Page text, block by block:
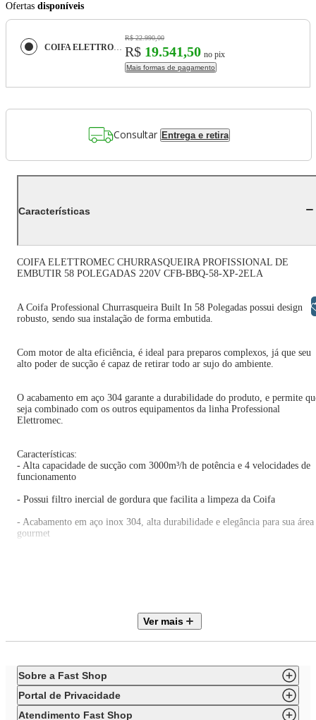
Ofertas disponíveis
COIFA ELETTROMEC CHURRASQUEIRA PROFISSIONAL DE EMBUTIR 58 POLEGADAS 220V CFB-BBQ-58-XP-2ELA
R$ 22.990,00
R$ 19.541,50 no pix
Mais formas de pagamento
Consultar Entrega e retira
Características
COIFA ELETTROMEC CHURRASQUEIRA PROFISSIONAL DE
EMBUTIR 58 POLEGADAS 220V CFB-BBQ-58-XP-2ELA
A Coifa Professional Churrasqueira Built In 58 Polegadas possui design
robusto, sendo sua instalação de forma embutida.
Com motor de alta eficiência, é ideal para preparos complexos, já que seu
alto poder de sucção é capaz de retirar todo ar sujo do ambiente.
O acabamento em aço 304 garante a durabilidade do produto, e permite
seja combinado com os outros equipamentos da linha Professional
Elettromec.
Características:
- Alta capacidade de sucção com 3000m³/h de potência e 4 velocidades de
funcionamento
- Possui filtro inercial de gordura que facilita a limpeza da Coifa
- Acabamento em aço inox 304, alta durabilidade e elegância para sua área
gourmet
NCM: 8414.80.90
Instalação: Embutir
Funcionamento: Extração
Acabamento: Inox
Cor: Inox
Ver mais
Sobre a Fast Shop
Portal de Privacidade
Atendimento Fast Shop
Libras